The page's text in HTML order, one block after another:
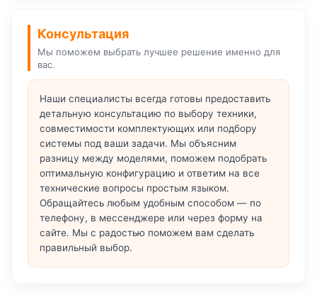
Консультация
Мы поможем выбрать лучшее решение именно для
вас.
Наши специалисты всегда готовы предоставить
детальную консультацию по выбору техники,
совместимости комплектующих или подбору
системы под ваши задачи. Мы объясним
разницу между моделями, поможем подобрать
оптимальную конфигурацию и ответим на все
технические вопросы простым языком.
Обращайтесь любым удобным способом — по
телефону, в мессенджере или через форму на
сайте. Мы с радостью поможем вам сделать
правильный выбор.